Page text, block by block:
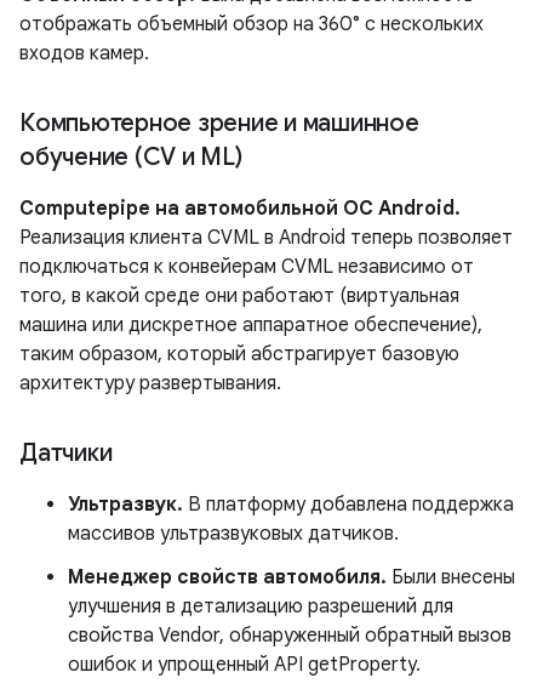
отображать объемный обзор на 360° с нескольких
входов камер.
Компьютерное зрение и машинное
обучение (CV и ML)
Computepipe на автомобильной ОС Android.
Реализация клиента CVML в Android теперь позволяет
подключаться к конвейерам CVML независимо от
того, в какой среде они работают (виртуальная
машина или дискретное аппаратное обеспечение),
таким образом, который абстрагирует базовую
архитектуру развертывания.
Датчики
Ультразвук. В платформу добавлена ​​поддержка
массивов ультразвуковых датчиков.
Менеджер свойств автомобиля. Были внесены
улучшения в детализацию разрешений для
свойства Vendor, обнаруженный обратный вызов
ошибок и упрощенный API getProperty.